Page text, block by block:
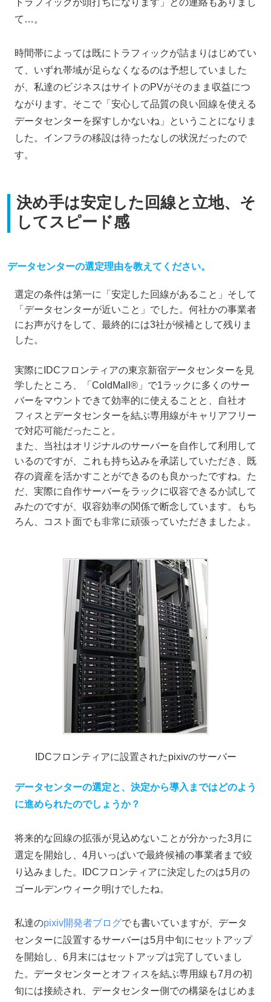
トラフィックが頭打ちになります」との連絡もありまし
て…。
時間帯によっては既にトラフィックが詰まりはじめてい
て、いずれ帯域が足らなくなるのは予想していました
が、私達のビジネスはサイトのPVがそのまま収益につ
ながります。そこで「安心して品質の良い回線を使える
データセンターを探すしかないね」ということになりま
した。インフラの移設は待ったなしの状況だったので
す。
決め手は安定した回線と立地、そ
してスピード感
データセンターの選定理由を教えてください。
選定の条件は第一に「安定した回線があること」そして
「データセンターが近いこと」でした。何社かの事業者
にお声がけをして、最終的には3社が候補として残りま
した。
実際にIDCフロンティアの東京新宿データセンターを見
学したところ、「 ColdMall® 」で1ラックに多くのサー
バーをマウントできて効率的に使えることと、自社オ
フィスとデータセンターを結ぶ専用線がキャリアフリー
で対応可能だったこと。
また、当社はオリジナルのサーバーを自作して利用して
いるのですが、これも持ち込みを承諾していただき、既
存の資産を活かすことができるのも良かったですね。た
だ、実際に自作サーバーをラックに収容できるか試して
みたのですが、収容効率の関係で断念しています。もち
ろん、コスト面でも非常に頑張っていただきましたよ。
IDCフロンティアに設置されたpixivのサーバー
データセンターの選定と、決定から導入まではどのよう
に進められたのでしょうか？
将来的な回線の拡張が見込めないことが分かった3月に
選定を開始し、4月いっぱいで最終候補の事業者まで絞
り込みました。IDCフロンティアに決定したのは5月の
ゴールデンウィーク明けでしたね。
私達のpixiv開発者ブログでも書いていますが、データ
センターに設置するサーバーは5月中旬にセットアップ
を開始し、6月末にはセットアップは完了していまし
た。データセンターとオフィスを結ぶ専用線も7月の初
旬には接続され、データセンター側での構築をはじめま